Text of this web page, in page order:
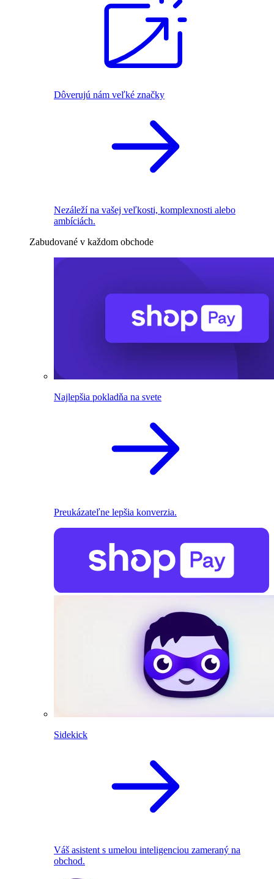
Dôverujú nám veľké značky
Nezáleží na vašej veľkosti, komplexnosti alebo
ambíciách.
Zabudované v každom obchode
Najlepšia pokladňa na svete
Preukázateľne lepšia konverzia.
Sidekick
Váš asistent s umelou inteligenciou zameraný na
obchod.